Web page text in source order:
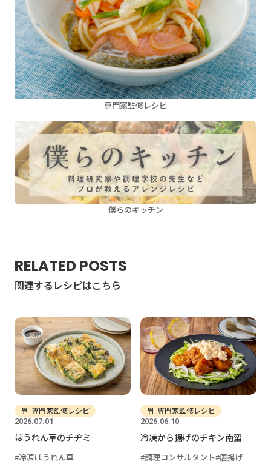
専門家監修レシピ
僕らのキッチン
RELATED POSTS
関連するレシピはこちら
2026.07.01
専門家監修レシピ
ほうれん草のチヂミ
冷凍ほうれん草
2026.06.10
専門家監修レシピ
冷凍から揚げのチキン南蛮
調理コンサルタント 唐揚げ